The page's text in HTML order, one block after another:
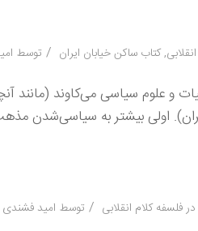
,کتاب ساکن خیابان ایران / توسط
علوم سیاسی می‌کاوند (مانند
اولی بیشتر به سیاسی‌شدن
در فلسفه کلام انقلابی / توسط امید فشندی